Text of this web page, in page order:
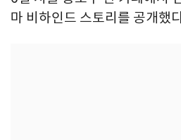
마 비하인드 스토리를 공개했